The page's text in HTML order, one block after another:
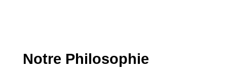
Notre Philosophie